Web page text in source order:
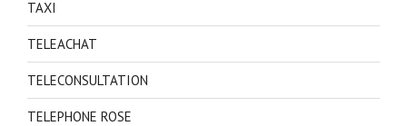
TAXI
TELEACHAT
TELECONSULTATION
TELEPHONE ROSE